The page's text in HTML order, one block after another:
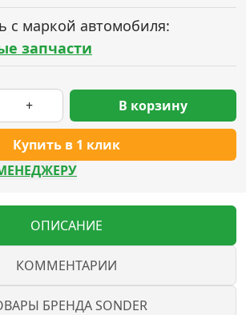
с маркой автомобиля:
запчасти
+
Купить в 1 клик
В корзину
ОПИСАНИЕ
КОММЕНТАРИИ
БРЕНДА SONDER